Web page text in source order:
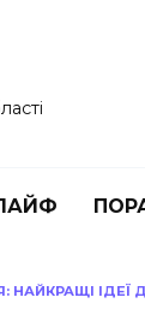
НАЙКРАЩІ ІДЕЇ